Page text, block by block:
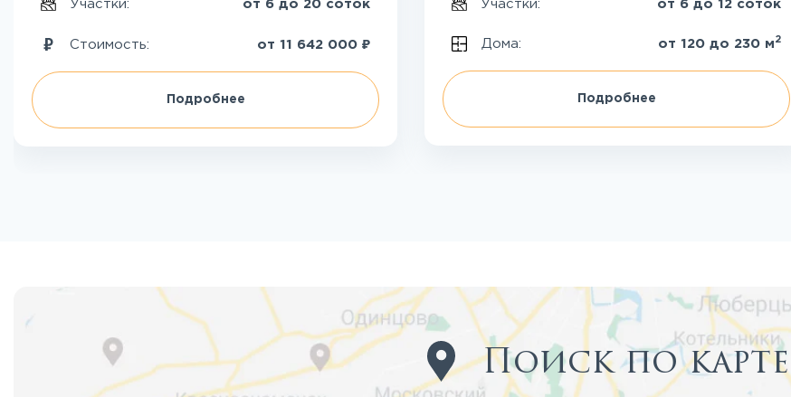
Участки: от 6 до 20 соток
Стоимость: от 11 642 000 ₽
Подробнее
Участки: от 6 до 12 соток
Дома: от 120 до 230 м 2
Подробнее
Поиск по карте